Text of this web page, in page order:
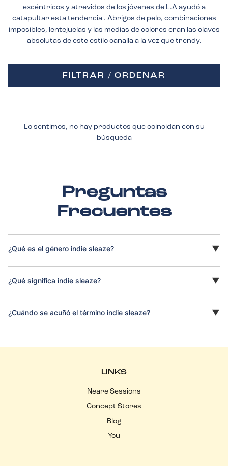
excéntricos y atrevidos de los jóvenes de L.A ayudó a
catapultar esta tendencia . Abrigos de pelo, combinaciones
imposibles, lentejuelas y las medias de colores eran las claves
absolutas de este estilo canalla a la vez que trendy.
FILTRAR / ORDENAR
Lo sentimos, no hay productos que coincidan con su
búsqueda
Preguntas
Frecuentes
¿Qué es el género indie sleaze?
¿Qué significa indie sleaze?
¿Cuándo se acuñó el término indie sleaze?
LINKS
Neare Sessions
Concept Stores
Blog
You